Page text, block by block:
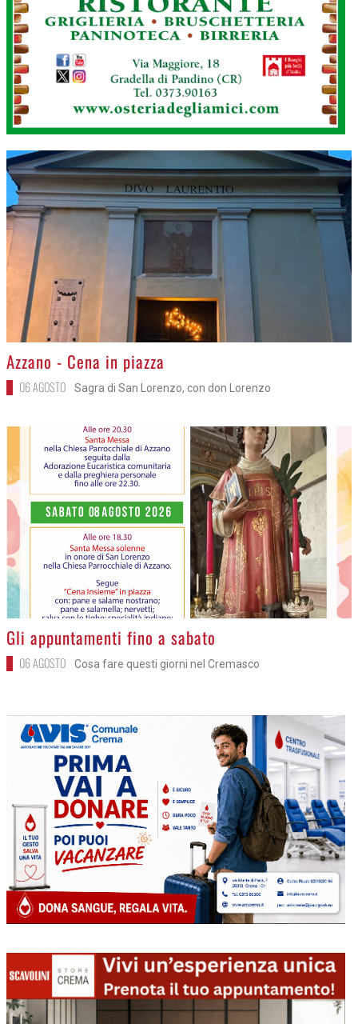
>
Azzano - Cena in piazza
06 AGOSTO Sagra di San Lorenzo, con don Lorenzo
>
Gli appuntamenti fino a sabato
06 AGOSTO Cosa fare questi giorni nel Cremasco